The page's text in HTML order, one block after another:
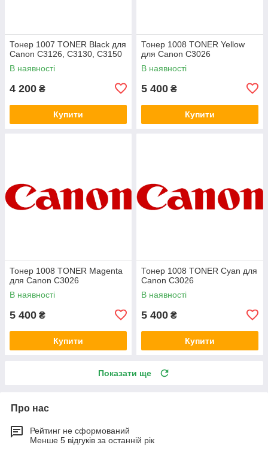
Тонер 1007 TONER Black для
Canon C3126, C3130, C3150
В наявності
4 200 ₴
Купити
Тонер 1008 TONER Yellow
для Canon C3026
В наявності
5 400 ₴
Купити
Тонер 1008 TONER Magenta
для Canon C3026
В наявності
5 400 ₴
Купити
Тонер 1008 TONER Cyan для
Canon C3026
В наявності
5 400 ₴
Купити
Показати ще
Про нас
Рейтинг не сформований
Менше 5 відгуків за останній рік